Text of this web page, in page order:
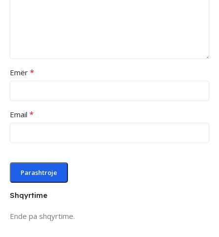
Shqyrtime
Ende pa shqyrtime.
Emër *
Email *